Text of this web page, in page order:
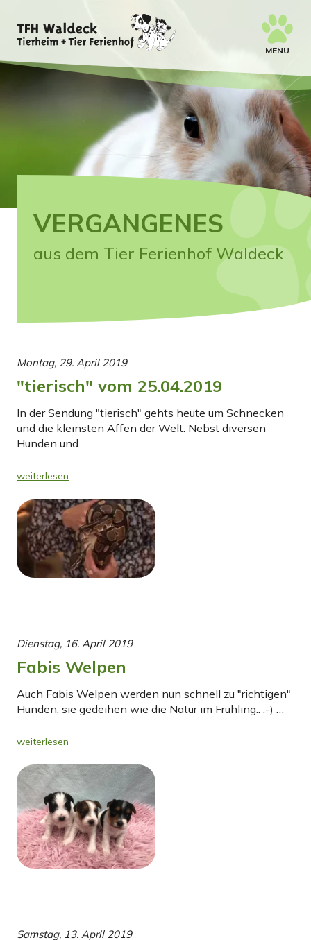
MENU
VERGANGENES
aus dem Tier Ferienhof Waldeck
Montag, 29. April 2019
"tierisch" vom 25.04.2019
In der Sendung "tierisch" gehts heute um Schnecken
und die kleinsten Affen der Welt. Nebst diversen
Hunden und…
weiterlesen
Dienstag, 16. April 2019
Fabis Welpen
Auch Fabis Welpen werden nun schnell zu "richtigen"
Hunden, sie gedeihen wie die Natur im Frühling.. :-) …
weiterlesen
Samstag, 13. April 2019